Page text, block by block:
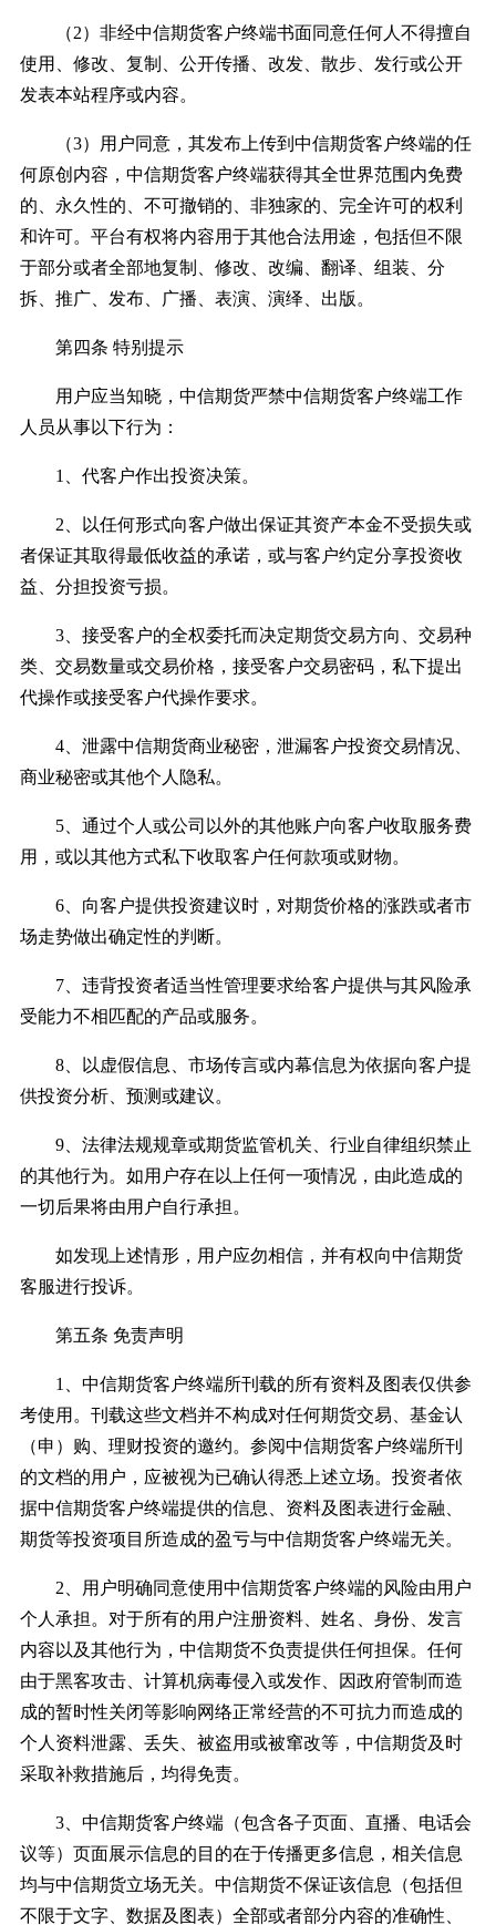
（2）非经中信期货客户终端书面同意任何人不得擅自
使用、修改、复制、公开传播、改发、散步、发行或公开
发表本站程序或内容。
（3）用户同意，其发布上传到中信期货客户终端的任
何原创内容，中信期货客户终端获得其全世界范围内免费
的、永久性的、不可撤销的、非独家的、完全许可的权利
和许可。平台有权将内容用于其他合法用途，包括但不限
于部分或者全部地复制、修改、改编、翻译、组装、分
拆、推广、发布、广播、表演、演绎、出版。
第四条 特别提示
用户应当知晓，中信期货严禁中信期货客户终端工作
人员从事以下行为：
1、代客户作出投资决策。
2、以任何形式向客户做出保证其资产本金不受损失或
者保证其取得最低收益的承诺，或与客户约定分享投资收
益、分担投资亏损。
3、接受客户的全权委托而决定期货交易方向、交易种
类、交易数量或交易价格，接受客户交易密码，私下提出
代操作或接受客户代操作要求。
4、泄露中信期货商业秘密，泄漏客户投资交易情况、
商业秘密或其他个人隐私。
5、通过个人或公司以外的其他账户向客户收取服务费
用，或以其他方式私下收取客户任何款项或财物。
6、向客户提供投资建议时，对期货价格的涨跌或者市
场走势做出确定性的判断。
7、违背投资者适当性管理要求给客户提供与其风险承
受能力不相匹配的产品或服务。
8、以虚假信息、市场传言或内幕信息为依据向客户提
供投资分析、预测或建议。
9、法律法规规章或期货监管机关、行业自律组织禁止
的其他行为。如用户存在以上任何一项情况，由此造成的
一切后果将由用户自行承担。
如发现上述情形，用户应勿相信，并有权向中信期货
客服进行投诉。
第五条 免责声明
1、中信期货客户终端所刊载的所有资料及图表仅供参
考使用。刊载这些文档并不构成对任何期货交易、基金认
（申）购、理财投资的邀约。参阅中信期货客户终端所刊
的文档的用户，应被视为已确认得悉上述立场。投资者依
据中信期货客户终端提供的信息、资料及图表进行金融、
期货等投资项目所造成的盈亏与中信期货客户终端无关。
2、用户明确同意使用中信期货客户终端的风险由用户
个人承担。对于所有的用户注册资料、姓名、身份、发言
内容以及其他行为，中信期货不负责提供任何担保。任何
由于黑客攻击、计算机病毒侵入或发作、因政府管制而造
成的暂时性关闭等影响网络正常经营的不可抗力而造成的
个人资料泄露、丢失、被盗用或被窜改等，中信期货及时
采取补救措施后，均得免责。
3、中信期货客户终端（包含各子页面、直播、电话会
议等）页面展示信息的目的在于传播更多信息，相关信息
均与中信期货立场无关。中信期货不保证该信息（包括但
不限于文字、数据及图表）全部或者部分内容的准确性、